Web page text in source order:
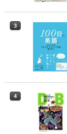
3
4